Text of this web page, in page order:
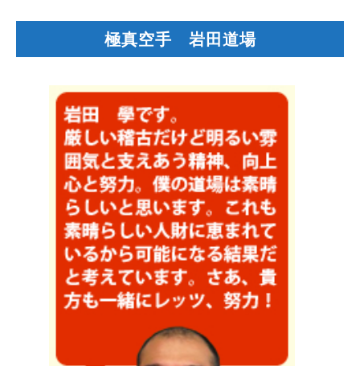
極真空手 岩田道場